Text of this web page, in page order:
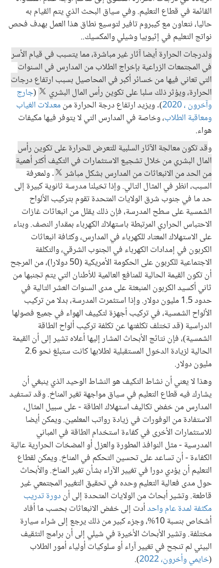
القائمة في قطاع التعليم. وفي سياق البحث الذي يتم القيام به
حاليا، نتعاون مع كيبروم تافير لتوسيع نطاق هذا العمل بهدف فحص
نواتج التعليم في إثيوبيا وشيلي والمكسيك..
ولدرجات الحرارة أيضا آثار غير مباشرة، مما يتسبب في قيام الأسر
في المجتمعات الزراعية بإخراج الطلاب من المدارس في السنوات
التي تعاني فيها من خسائر أكبر في المحاصيل بسبب ارتفاع درجات
الحرارة، ويؤثر ذلك سلبا على تكوين رأس المال البشري
(جارج
وآخرون ، 2020
). ويزيد ارتفاع درجة الحرارة منمعدلات الغياب
ومعاقبة الطلاب، وخاصة في المدارس التي لا يتوفر فيها مكيفات
هواء.
وقد تكون معالجة الآثار السلبية للتعرض للحرارة على تكوين رأس
المال البشري من خلال تشجيع الاستثمارات في التكيف أكثر أهمية
من الحد من الانبعاثات من المدارس بشكل مباشر
. ولمعرفة
السبب، انظر في المثال التالي. وإذا تخيلنا مدرسة ثانوية كبيرة إلى
حد ما في جنوب شرق الولايات المتحدة تقوم بتركيب الألواح
الشمسية على سطح المدرسة، فإن ذلك يقلل من انبعاثات غازات
الاحتباس الحراري المرتبطة باستهلاك الكهرباء بمقدار النصف. وبناء
على الاستهلاك المعتاد للكهرباء في المدارس، وكثافة انبعاثات
الكربون في إمدادات الكهرباء في الجنوب الشرقي، والتكلفة
الاجتماعية للكربون على الحكومة الأمريكية (50 دولارا)، من المرجح
أن تكون القيمة الحالية للمنافع العالمية للأطنان التي يتم تجنبها من
ثاني أكسيد الكربون المنبعثة على مدى السنوات العشر التالية في
حدود 1.5 مليون دولار. وإذا استثمرت المدرسة، بدلا من تركيب
الألواح الشمسية، في تركيب أجهزة لتكييف الهواء في جميع فصولها
الدراسية (قد تختلف تكلفتها عن تكلفة تركيب ألواح الطاقة
الشمسية)، فإن نتائج الأبحاث المشار إليها أعلاه تشير إلى أن القيمة
الحالية لزيادة الدخول المستقبلية لطلابها كانت ستبلغ نحو 2.6
مليون دولار.
وهذا لا يعني أن نشاط التكيف هو النشاط الوحيد الذي ينبغي أن
يشارك فيه قطاع التعليم في سياق مواجهة تغير المناخ. وقد تستفيد
المدارس من خفض تكاليف استهلاك الطاقة - على سبيل المثال،
الاستفادة من الوفورات في زيادة رواتب المعلمين. ويمكن أيضا
للاستثمارات الأخرى في كفاءة استخدام الطاقة في المباني
المدرسية - مثل النوافذ المطورة والعزل أو المضخات الحرارية عالية
الكفاءة - أن تساعد على تحسين التحكم في المناخ. ويمكن لقطاع
التعليم أن يؤدي دورا في تغيير الآراء بشأن تغير المناخ. والأبحاث
حول مدى فعالية التعليم وحده في تحقيق التغيير المجتمعي غير
قاطعة. وتشير أبحاث من الولايات المتحدة إلى أندورة تدريب
مكثفة لمدة عام واحدأدت إلى خفض الانبعاثات بحسب ما أفاد
أشخاص بنسبة 10%، وجزء كبير من ذلك يرجع إلى شراء سيارة
مختلفة. وتشير الأبحاث الأخيرة في شيلي إلى أن برامج التثقيف
البيئي لم تنجح في تغيير آراء أو سلوكيات أولياء أمور الطلاب
(خايمي وأخرون، 2022
).